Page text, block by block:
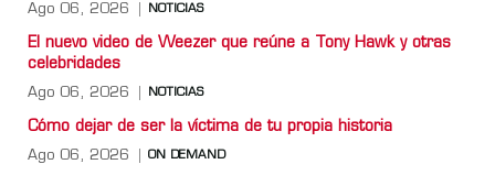
Ago 06, 2026 NOTICIAS
El nuevo video de Weezer que reúne a Tony Hawk y otras
celebridades
Ago 06, 2026 NOTICIAS
Cómo dejar de ser la víctima de tu propia historia
Ago 06, 2026 ON DEMAND